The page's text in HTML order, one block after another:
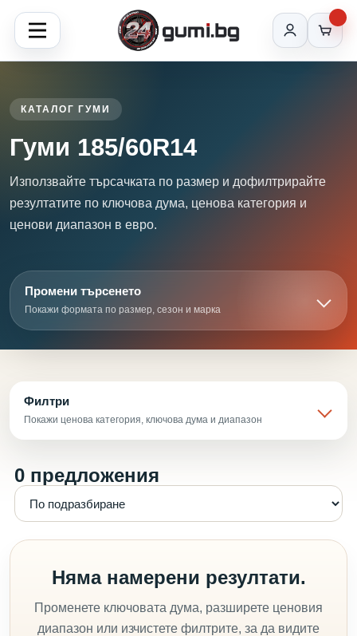
КАТАЛОГ ГУМИ
Гуми 185/60R14
Използвайте търсачката по размер и дофилтрирайте
резултатите по ключова дума, ценова категория и
ценови диапазон в евро.
Промени търсенето
Покажи формата по размер, сезон и марка
Филтри
Покажи ценова категория, ключова дума и диапазон
0 предложения
Няма намерени резултати.
Променете ключовата дума, разширете ценовия
диапазон или изчистете филтрите, за да видите